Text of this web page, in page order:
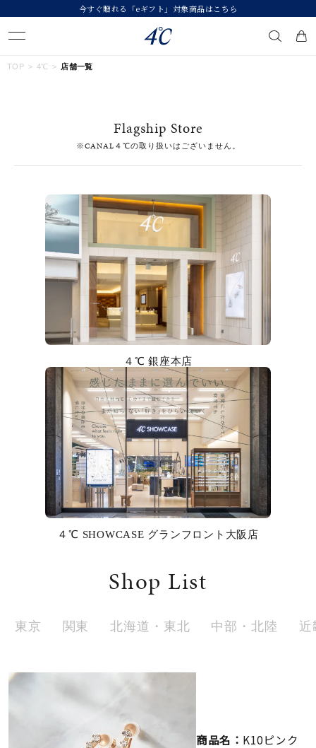
今すぐ贈れる「eギフト」対象商品はこちら
#ダイヤモンド ネックレス
#くまのプーさん
#ペア
#エタニティ
カテゴリー すべてのジュエリー
ファッションテイスト
着用シーン
リングサイズ
価格
TOP 4℃ 店舗一覧
Flagship Store
※CANAL４℃の取り扱いはございません。
４℃ 銀座本店
４℃ SHOWCASE グランフロント大阪店
Shop List
東京 関東 北海道・東北 中部・北陸 近
商品名： K10ピンク